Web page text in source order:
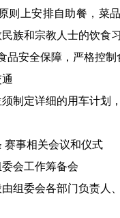
则上安排自助餐，菜
族和宗教人士的饮食习
品安全保障，严格控
通
制定详细的用车计划
赛事相关会议和仪式
委会工作筹备会
组委会各部门负责人